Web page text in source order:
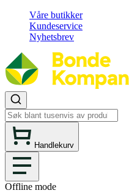
Våre butikker
Kundeservice
Nyhetsbrev
Handlekurv
Offline mode